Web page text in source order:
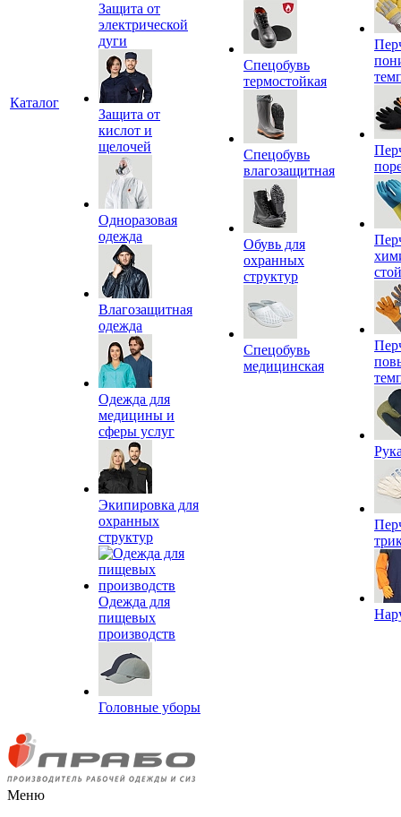
Каталог
Защита от
электрической
дуги
Защита от
кислот и
щелочей
Одноразовая
одежда
Влагозащитная
одежда
Одежда для
медицины и
сферы услуг
Экипировка для
охранных
структур
Одежда для
пищевых
производств
Головные уборы
Спецобувь
термостойкая
Спецобувь
влагозащитная
Обувь для
охранных
структур
Спецобувь
медицинская
Меню